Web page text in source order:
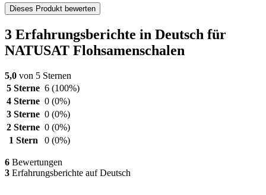
Dieses Produkt bewerten
3 Erfahrungsberichte in Deutsch für
NATUSAT Flohsamenschalen
5,0 von 5 Sternen
5 Sterne 6 (100%)
4 Sterne 0 (0%)
3 Sterne 0 (0%)
2 Sterne 0 (0%)
1 Stern
0 (0%)
6 Bewertungen
3 Erfahrungsberichte auf Deutsch